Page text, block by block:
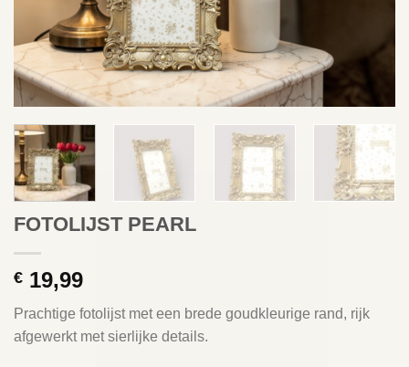
FOTOLIJST PEARL
€ 19,99
Prachtige fotolijst met een brede goudkleurige rand, rijk
afgewerkt met sierlijke details.